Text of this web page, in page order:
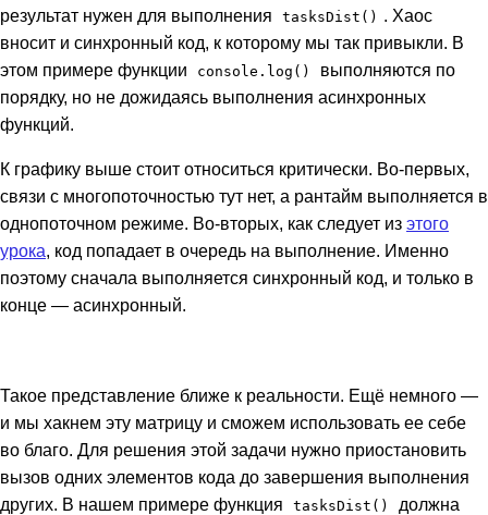
результат нужен для выполнения
tasksDist() . Хаос
вносит и синхронный код, к которому мы так привыкли. В
этом примере функции
console.log()
выполняются по
порядку, но не дожидаясь выполнения асинхронных
функций.
К графику выше стоит относиться критически. Во-первых,
связи с многопоточностью тут нет, а рантайм выполняется в
однопоточном режиме. Во-вторых, как следует из этого
урока, код попадает в очередь на выполнение. Именно
поэтому сначала выполняется синхронный код, и только в
конце — асинхронный.
Такое представление ближе к реальности. Ещё немного —
и мы хакнем эту матрицу и сможем использовать ее себе
во благо. Для решения этой задачи нужно приостановить
вызов одних элементов кода до завершения выполнения
других. В нашем примере функция
tasksDist()
должна